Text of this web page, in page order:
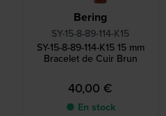
Bering
SY-15-8-89-114-K15
SY-15-8-89-114-K15 15 mm
Bracelet de Cuir Brun
40,00 €
● En stock